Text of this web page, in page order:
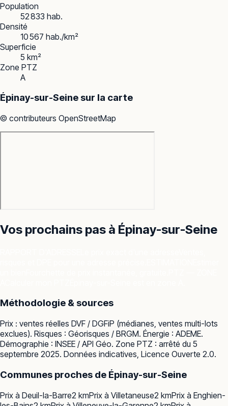
Population
52 833 hab.
Densité
10 567 hab./km²
Superficie
5 km²
Zone PTZ
A
Épinay-sur-Seine sur la carte
© contributeurs OpenStreetMap
Vos prochains pas à Épinay-sur-Seine
Méthodologie & sources
Prix : ventes réelles DVF / DGFiP (médianes, ventes multi-lots
exclues). Risques : Géorisques / BRGM. Énergie : ADEME.
Démographie : INSEE / API Géo. Zone PTZ : arrêté du 5
septembre 2025. Données indicatives, Licence Ouverte 2.0.
Communes proches de Épinay-sur-Seine
Prix à Deuil-la-Barre2 kmPrix à Villetaneuse2 kmPrix à Enghien-